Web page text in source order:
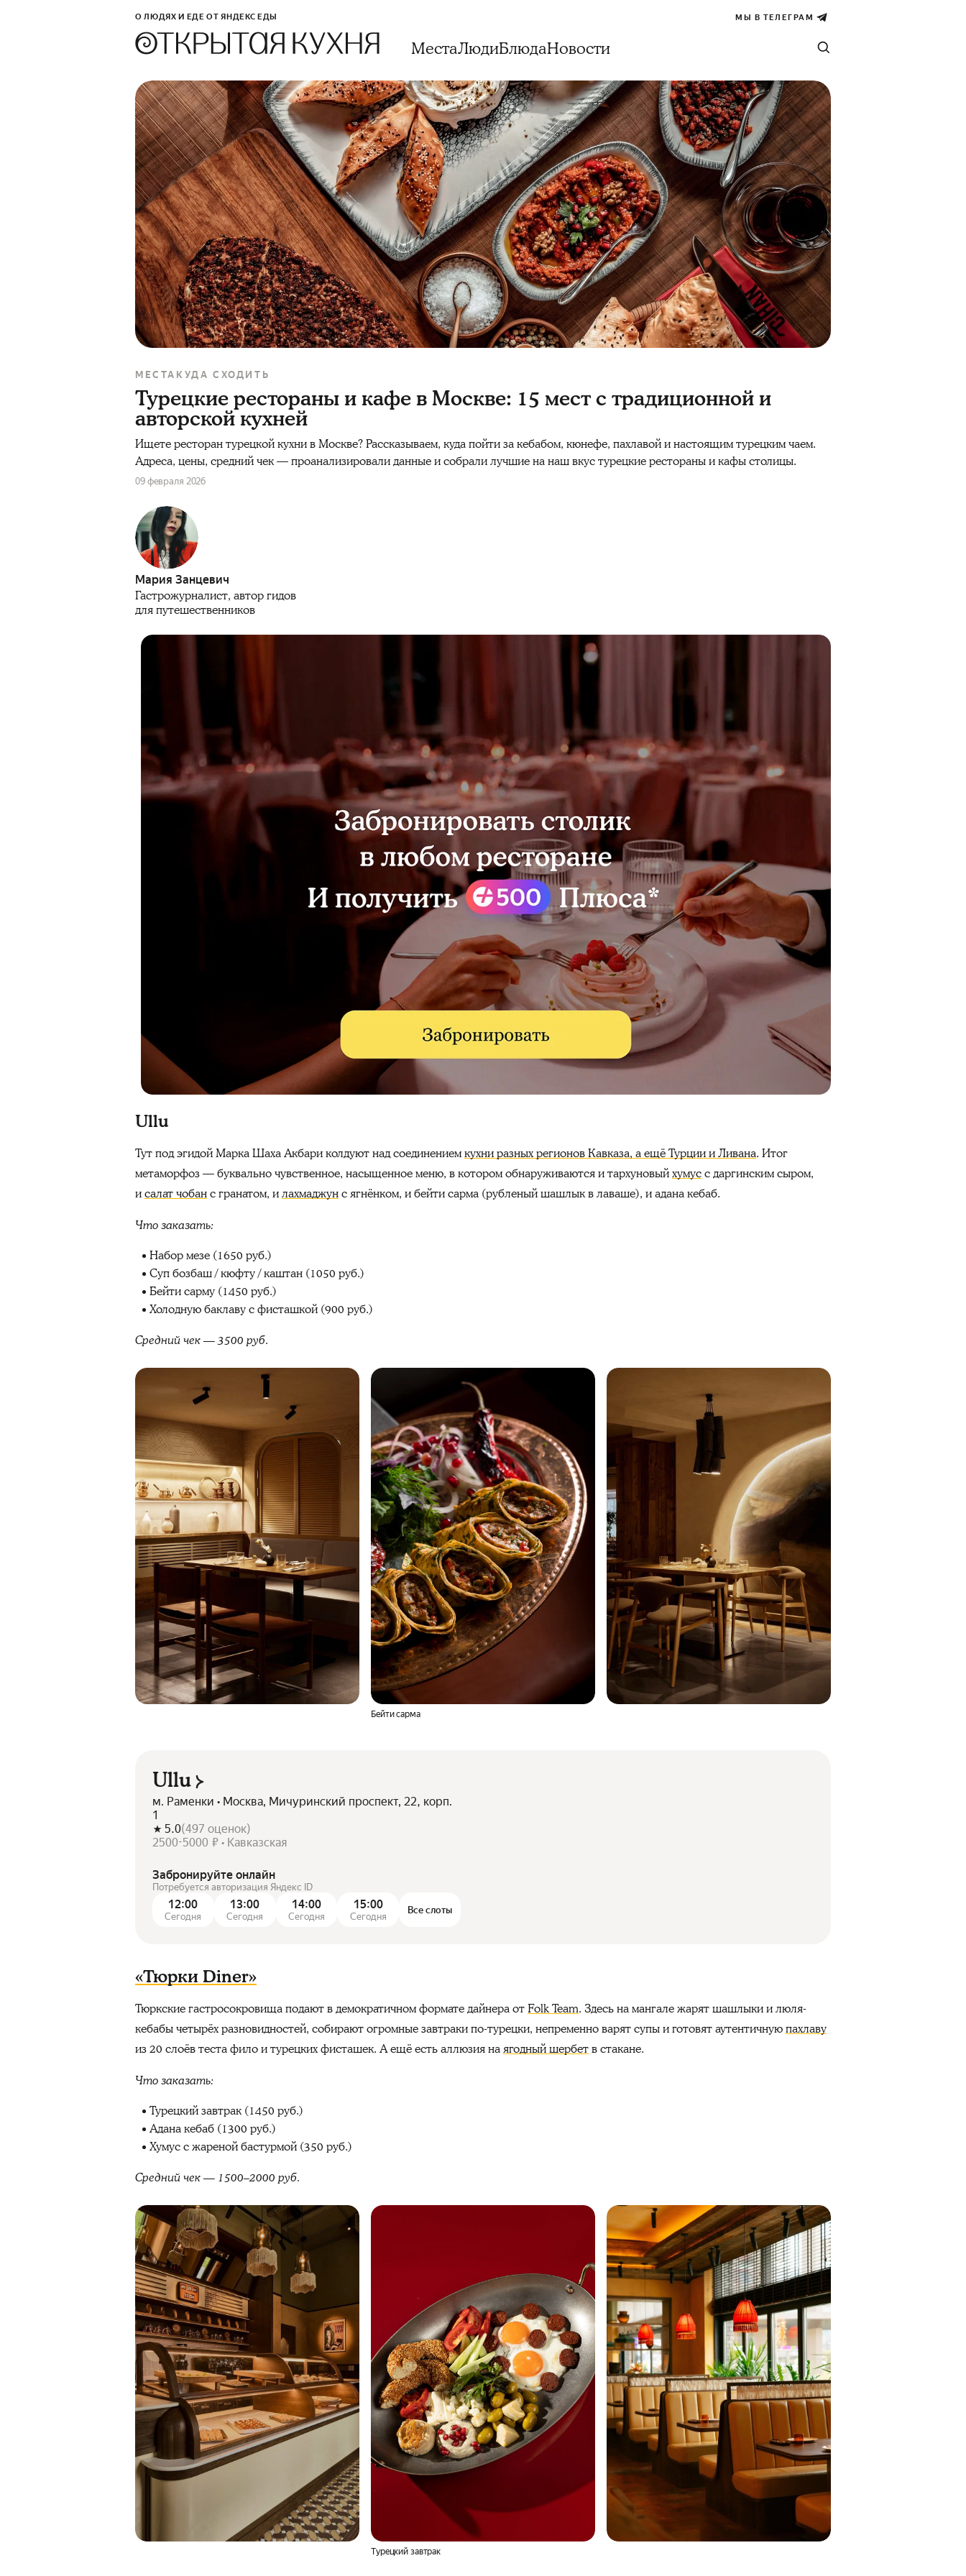
О ЛЮДЯХ И ЕДЕ ОТ ЯНДЕКС ЕДЫ МЫ В ТЕЛЕГРАМ
МестаЛюдиБлюдаНовости
МЕСТА КУДА СХОДИТЬ
Турецкие рестораны и кафе в Москве: 15 мест с традиционной и
авторской кухней
Ищете ресторан турецкой кухни в Москве? Рассказываем, куда пойти за кебабом, кюнефе, пахлавой и настоящим турецким чаем.
Адреса, цены, средний чек — проанализировали данные и собрали лучшие на наш вкус турецкие рестораны и кафы столицы.
09 февраля 2026
Мария Занцевич
Гастрожурналист, автор гидов
для путешественников
Ullu
Тут под эгидой Марка Шаха Акбари колдуют над соединениемкухни разных регионов Кавказа, а ещё Турции и Ливана. Итог
метаморфоз — буквально чувственное, насыщенное меню, в котором обнаруживаются и тархуновыйхумусс даргинским сыром,
исалат чобанс гранатом, илахмаджунс ягнёнком, и бейти сарма (рубленый шашлык в лаваше), и адана кебаб.
Что заказать:
Набор мезе (1650 руб.)
Суп бозбаш / кюфту / каштан (1050 руб.)
Бейти сарму (1450 руб.)
Холодную баклаву с фисташкой (900 руб.)
Средний чек — 3500 руб.
Бейти сарма
Ullu
м. Раменки • Москва, Мичуринский проспект, 22, корп.
1
5.0(497 оценок)
2500-5000 ₽ • Кавказская
Забронируйте онлайн
Потребуется авторизация Яндекс ID
12:00
Сегодня
13:00
Сегодня
14:00
Сегодня
15:00
Сегодня
Все слоты
«Тюрки Diner»
Тюркские гастросокровища подают в демократичном формате дайнера отFolk Team. Здесь на мангале жарят шашлыки и люля-
кебабы четырёх разновидностей, собирают огромные завтраки по-турецки, непременно варят супы и готовят аутентичнуюпахлаву
из 20 слоёв теста фило и турецких фисташек. А ещё есть аллюзия наягодный шербетв стакане.
Что заказать:
Турецкий завтрак (1450 руб.)
Адана кебаб (1300 руб.)
Хумус с жареной бастурмой (350 руб.)
Средний чек — 1500–2000 руб.
Турецкий завтрак